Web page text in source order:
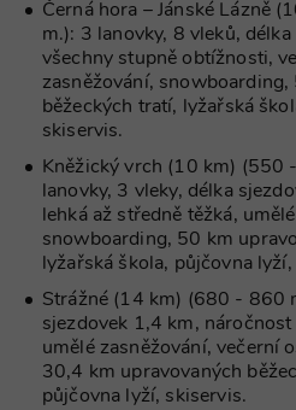
Černá hora – Jánské Lázně
m.): 3 lanovky, 8 vleků,
všechny stupně obtížnosti,
zasněžování,
běžeckých tratí, lyžařská
skiservis.
Kněžický vrch (10 km) (550
lanovky, 3 vleky, délka
lehká až středně těžká,
snowboarding, 50 km
lyžařská škola, půjčovna
Strážné (14 km) (680 - 860
sjezdovek 1,4 km, náročnost
umělé zasněžování, večerní
30,4 km upravovaných
půjčovna lyží, skiservis.
Google